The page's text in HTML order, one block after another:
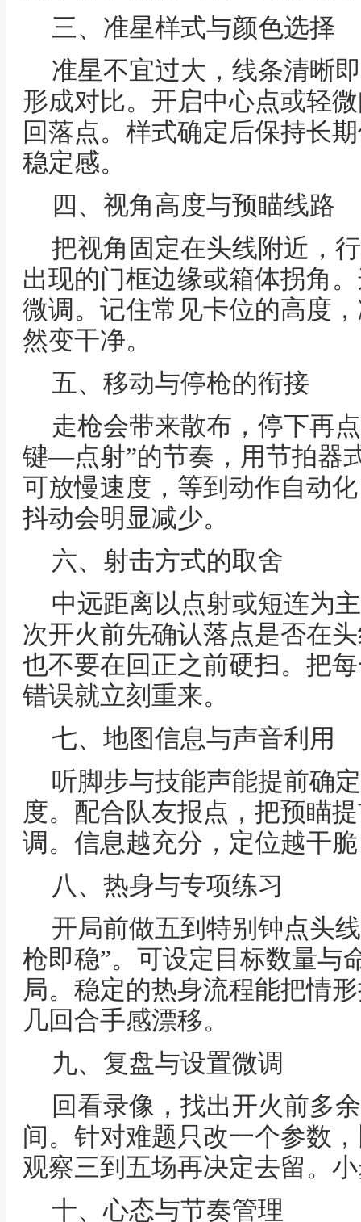
三、准星样式与颜色选择
准星不宜过大，线条清晰
形成对比。开启中心点或轻
回落点。样式确定后保持长
稳定感。
四、视角高度与预瞄线路
把视角固定在头线附近，
出现的门框边缘或箱体拐角
微调。记住常见卡位的高度
然变干净。
五、移动与停枪的衔接
走枪会带来散布，停下再
键—点射”的节奏，用节拍器
可放慢速度，等到动作自动
抖动会明显减少。
六、射击方式的取舍
中远距离以点射或短连为
次开火前先确认落点是否在
也不要在回正之前硬扫。把
错误就立刻重来。
七、地图信息与声音利用
听脚步与技能声能提前确
度。配合队友报点，把预瞄
调。信息越充分，定位越干
八、热身与专项练习
开局前做五到特别钟点头
枪即稳”。可设定目标数量与
局。稳定的热身流程能把情
几回合手感漂移。
九、复盘与设置微调
回看录像，找出开火前多
间。针对难题只改一个参数
观察三到五场再决定去留。
十、心态与节奏管理